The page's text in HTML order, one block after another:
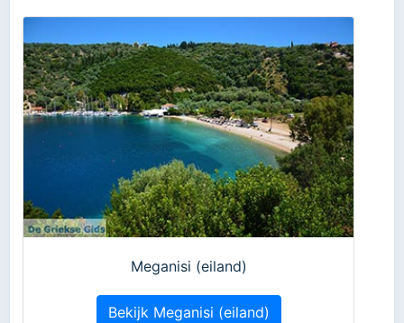
Meganisi (eiland)
Bekijk Meganisi (eiland)